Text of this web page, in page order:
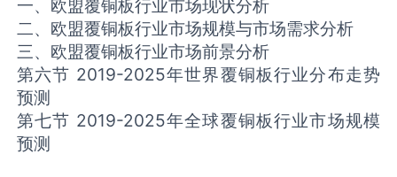
一、欧盟覆铜板行业市场现状分析
二、欧盟覆铜板行业市场规模与市场需求分析
三、欧盟覆铜板行业市场前景分析
第六节 2019-2025年世界覆铜板行业分布走势
预测
第七节 2019-2025年全球覆铜板行业市场规模
预测